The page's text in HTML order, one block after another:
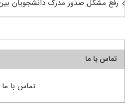
رفع مشکل صدور مدرک دانشجویان بین
تماس با ما
تماس با ما